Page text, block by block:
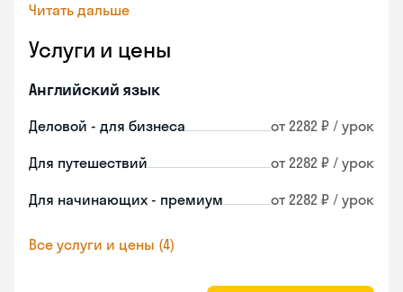
Читать дальше
Услуги и цены
Английский язык
Деловой - для бизнеса от 2282 ₽ / урок
Для путешествий от 2282 ₽ / урок
Для начинающих - премиум от 2282 ₽ / урок
Все услуги и цены (4)